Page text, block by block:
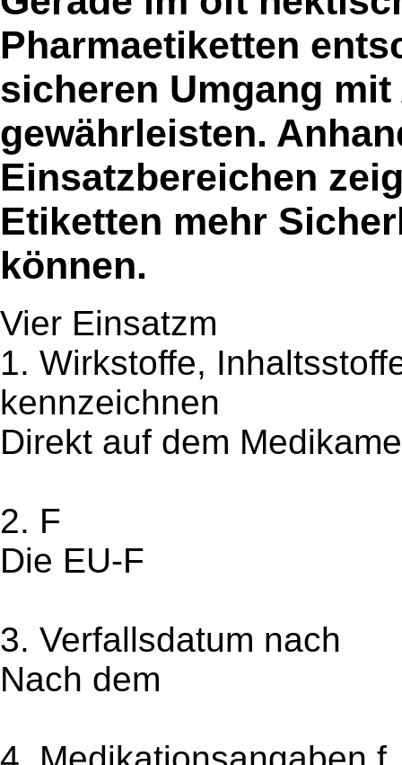
Pharmaetiketten
sicheren Umgang
gewährleisten.
Einsatzbereichen
Etiketten mehr
können.
Vier Einsatzm
1. Wirkstoffe,
kennzeichnen
Direkt auf dem
2. F
Die EU-F
3. Verfallsdatum nach
Nach dem